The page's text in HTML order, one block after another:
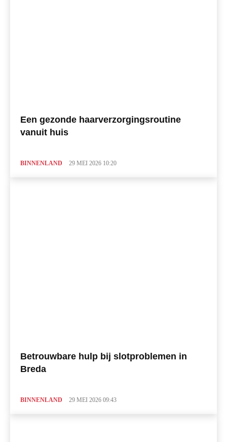
Een gezonde haarverzorgingsroutine
vanuit huis
BINNENLAND 29 MEI 2026 10:20
Betrouwbare hulp bij slotproblemen in
Breda
BINNENLAND 29 MEI 2026 09:43